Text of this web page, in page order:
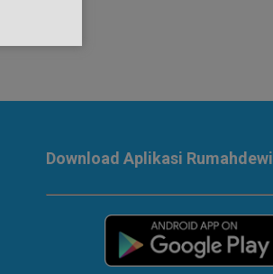
Download Aplikasi Rumahdewi